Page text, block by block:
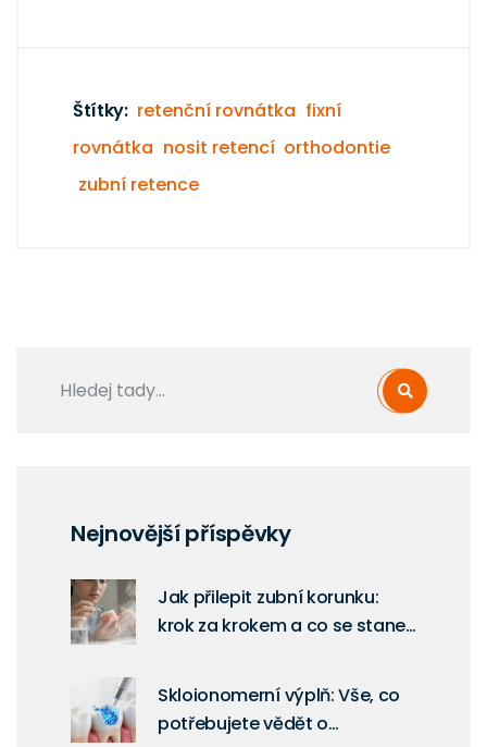
Štítky: retenční rovnátka fixní
rovnátka nosit retencí orthodontie
zubní retence
Nejnovější příspěvky
Jak přilepit zubní korunku:
krok za krokem a co se stane,
Skloionomerní výplň: Vše, co
potřebujete vědět o